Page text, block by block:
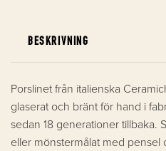
BESKRIVNING
Porslinet från italienska
glaserat och bränt för hand i
sedan 18 generationer tillbaka.
eller mönstermålat med pensel